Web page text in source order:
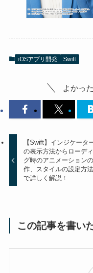
iOSアプリ開発 Swift
よかっ
【Swift】インジケータ
の表示方法からローデ
グ時のアニメーション
作、スタイルの設定方
で詳しく解説！
この記事を書い